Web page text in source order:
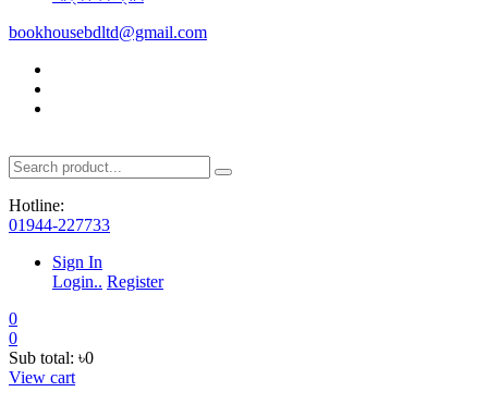
bookhousebdltd@gmail.com
Hotline:
01944-227733
Sign In
Login.. Register
0
0
Sub total: ৳0
View cart